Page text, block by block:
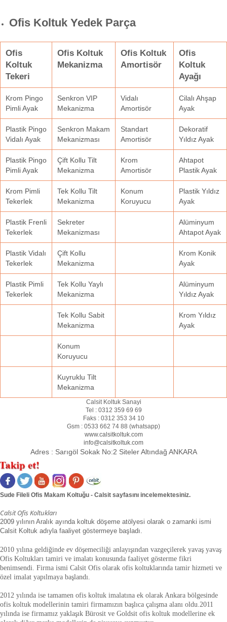
Ofis Koltuk Yedek Parça
Ofis
Koltuk
Tekeri
Ofis Koltuk
Mekanizma
Ofis Koltuk
Amortisör
Ofis
Koltuk
Ayağı
Krom Pingo
Pimli Ayak
Senkron VIP
Mekanizma
Vidalı
Amortisör
Cilalı Ahşap
Ayak
Plastik Pingo
Vidalı Ayak
Senkron Makam
Mekanizması
Standart
Amortisör
Dekoratif
Yıldız Ayak
Plastik Pingo
Pimli Ayak
Çift Kollu Tilt
Mekanizma
Krom
Amortisör
Ahtapot
Plastik Ayak
Krom Pimli
Tekerlek
Tek Kollu Tilt
Mekanizma
Konum
Koruyucu
Plastik Yıldız
Ayak
Plastik Frenli
Tekerlek
Sekreter
Mekanizması
Alüminyum
Ahtapot Ayak
Plastik Vidalı
Tekerlek
Çift Kollu
Mekanizma
Krom Konik
Ayak
Plastik Pimli
Tekerlek
Tek Kollu Yaylı
Mekanizma
Alüminyum
Yıldız Ayak
Tek Kollu Sabit
Mekanizma
Krom Yıldız
Ayak
Konum
Koruyucu
Kuyruklu Tilt
Mekanizma
Calsit Koltuk Sanayi
Tel : 0312 359 69 69
Faks : 0312 353 34 10
Gsm : 0533 662 74 88 (whatsapp)
www.calsitkoltuk.com
info@calsitkoltuk.com
Adres : Sarıgöl Sokak No:2 Siteler Altındağ ANKARA
Sude Fileli Ofis Makam Koltuğu - Calsit sayfasını incelemektesiniz.
Calsit Ofis Koltukları
2009 yılının Aralık ayında koltuk döşeme atölyesi olarak o zamanki ismi
Calsit Koltuk adıyla faaliyet göstermeye başladı.
2010 yılına geldiğinde ev döşemeciliği anlayışından vazgeçilerek yavaş yavaş
Ofis Koltukları tamiri ve imalatı konusunda faaliyet gösterme fikri
benimsendi. Firma ismi Calsit Ofis olarak ofis koltuklarında tamir hizmeti ve
özel imalat yapılmaya başlandı.
2012 yılında ise tamamen ofis koltuk imalatına ek olarak Ankara bölgesinde
ofis koltuk modellerinin tamiri firmamızın başlıca çalışma alanı oldu. 2011
yılında ise firmamız yaklaşık Bürosit ve Goldsit ofis koltuk modellerine ek